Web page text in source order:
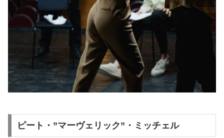
ピート・”マーヴェリック”・ミッチェル